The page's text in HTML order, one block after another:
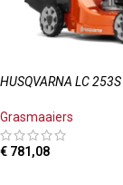
HUSQVARNA LC
Grasmaaiers
€ 781,08